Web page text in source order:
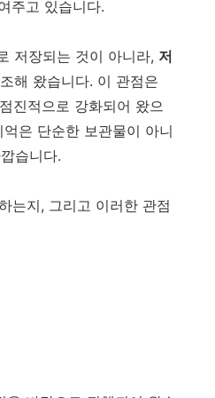
주고 있습니다.
저장되는 것이 아니라, 저
해 왔습니다. 이 관점은
진적으로 강화되어 왔으
은 단순한 보관물이 아니
습니다.
는지, 그리고 이러한 관점